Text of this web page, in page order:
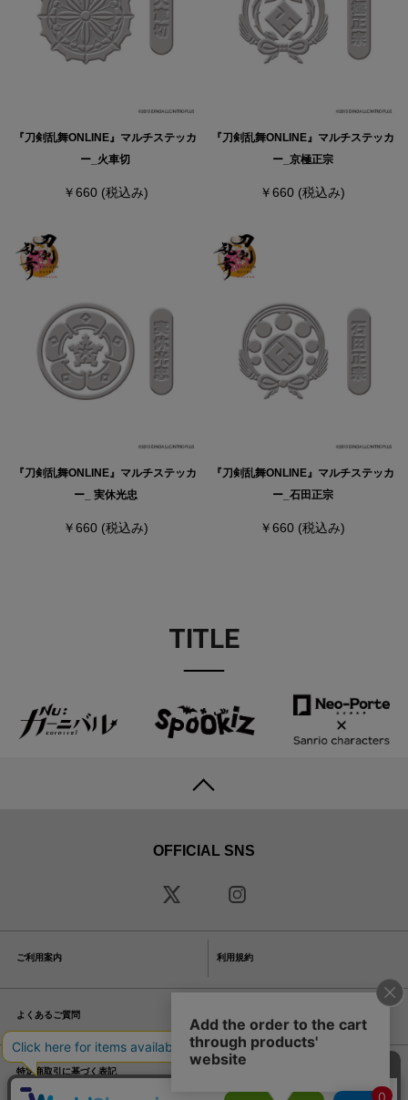
『刀剣乱舞ONLINE』マルチステッカ
ー_火車切
￥660 (税込み)
『刀剣乱舞ONLINE』マルチステッカ
ー_京極正宗
￥660 (税込み)
『刀剣乱舞ONLINE』マルチステッカ
ー_ 実休光忠
￥660 (税込み)
『刀剣乱舞ONLINE』マルチステッカ
ー_石田正宗
￥660 (税込み)
TITLE
OFFICIAL SNS
ご利用案内 利用規約
よくあるご質問
特定商取引に基づく表記